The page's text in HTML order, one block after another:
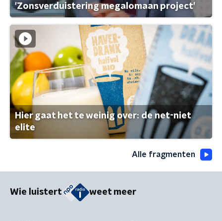
'Zonsverduistering megalomaan project'
Hier gaat het te weinig over: de net-niet
elite
Alle fragmenten
Wie luistert weet meer